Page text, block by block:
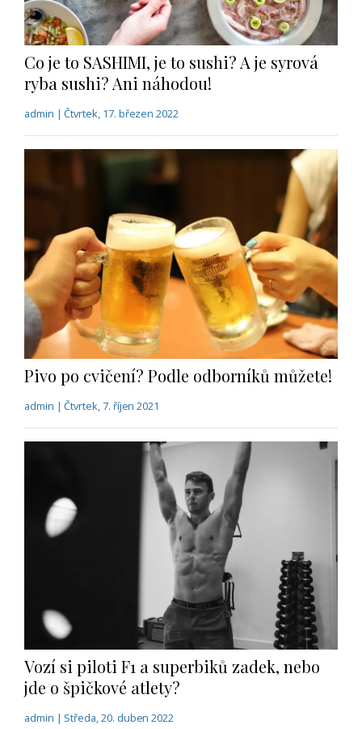
Co je to SASHIMI, je to sushi? A je syrová
ryba sushi? Ani náhodou!
admin | Čtvrtek, 17. březen 2022
Pivo po cvičení? Podle odborníků můžete!
admin | Čtvrtek, 7. říjen 2021
Vozí si piloti F1 a superbiků zadek, nebo
jde o špičkové atlety?
admin | Středa, 20. duben 2022